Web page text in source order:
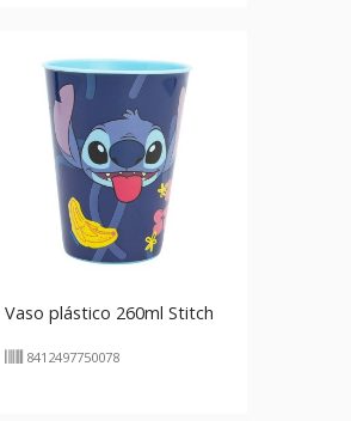
Vaso plástico 260ml Stitch
8412497750078